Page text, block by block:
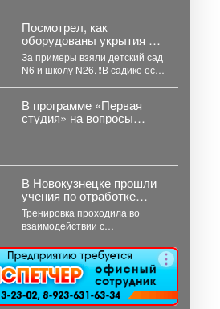
колонию строгого...
Посмотрел, как
оборудованы укрытия на
случай ЧС в зданиях
Управления
образованием с
различной конструкцией:
имеющих подвалы и
предусматривающие
только техподполье.
За примеры взяли детский сад
N6 и школу N26. ❗️В садике есть
В программе «Первая
студия» на вопросы
Куйбышевского района
Сергей Маисеев.
В Новокузнецке прошли
учения по отработке
действий членов
участковой
избирательной комиссии
в нештатных ситуациях
на предстоящих выборах.
Тренировка проходила во
взаимодействии с
полиции, включая
специалистов кинологической
службы.